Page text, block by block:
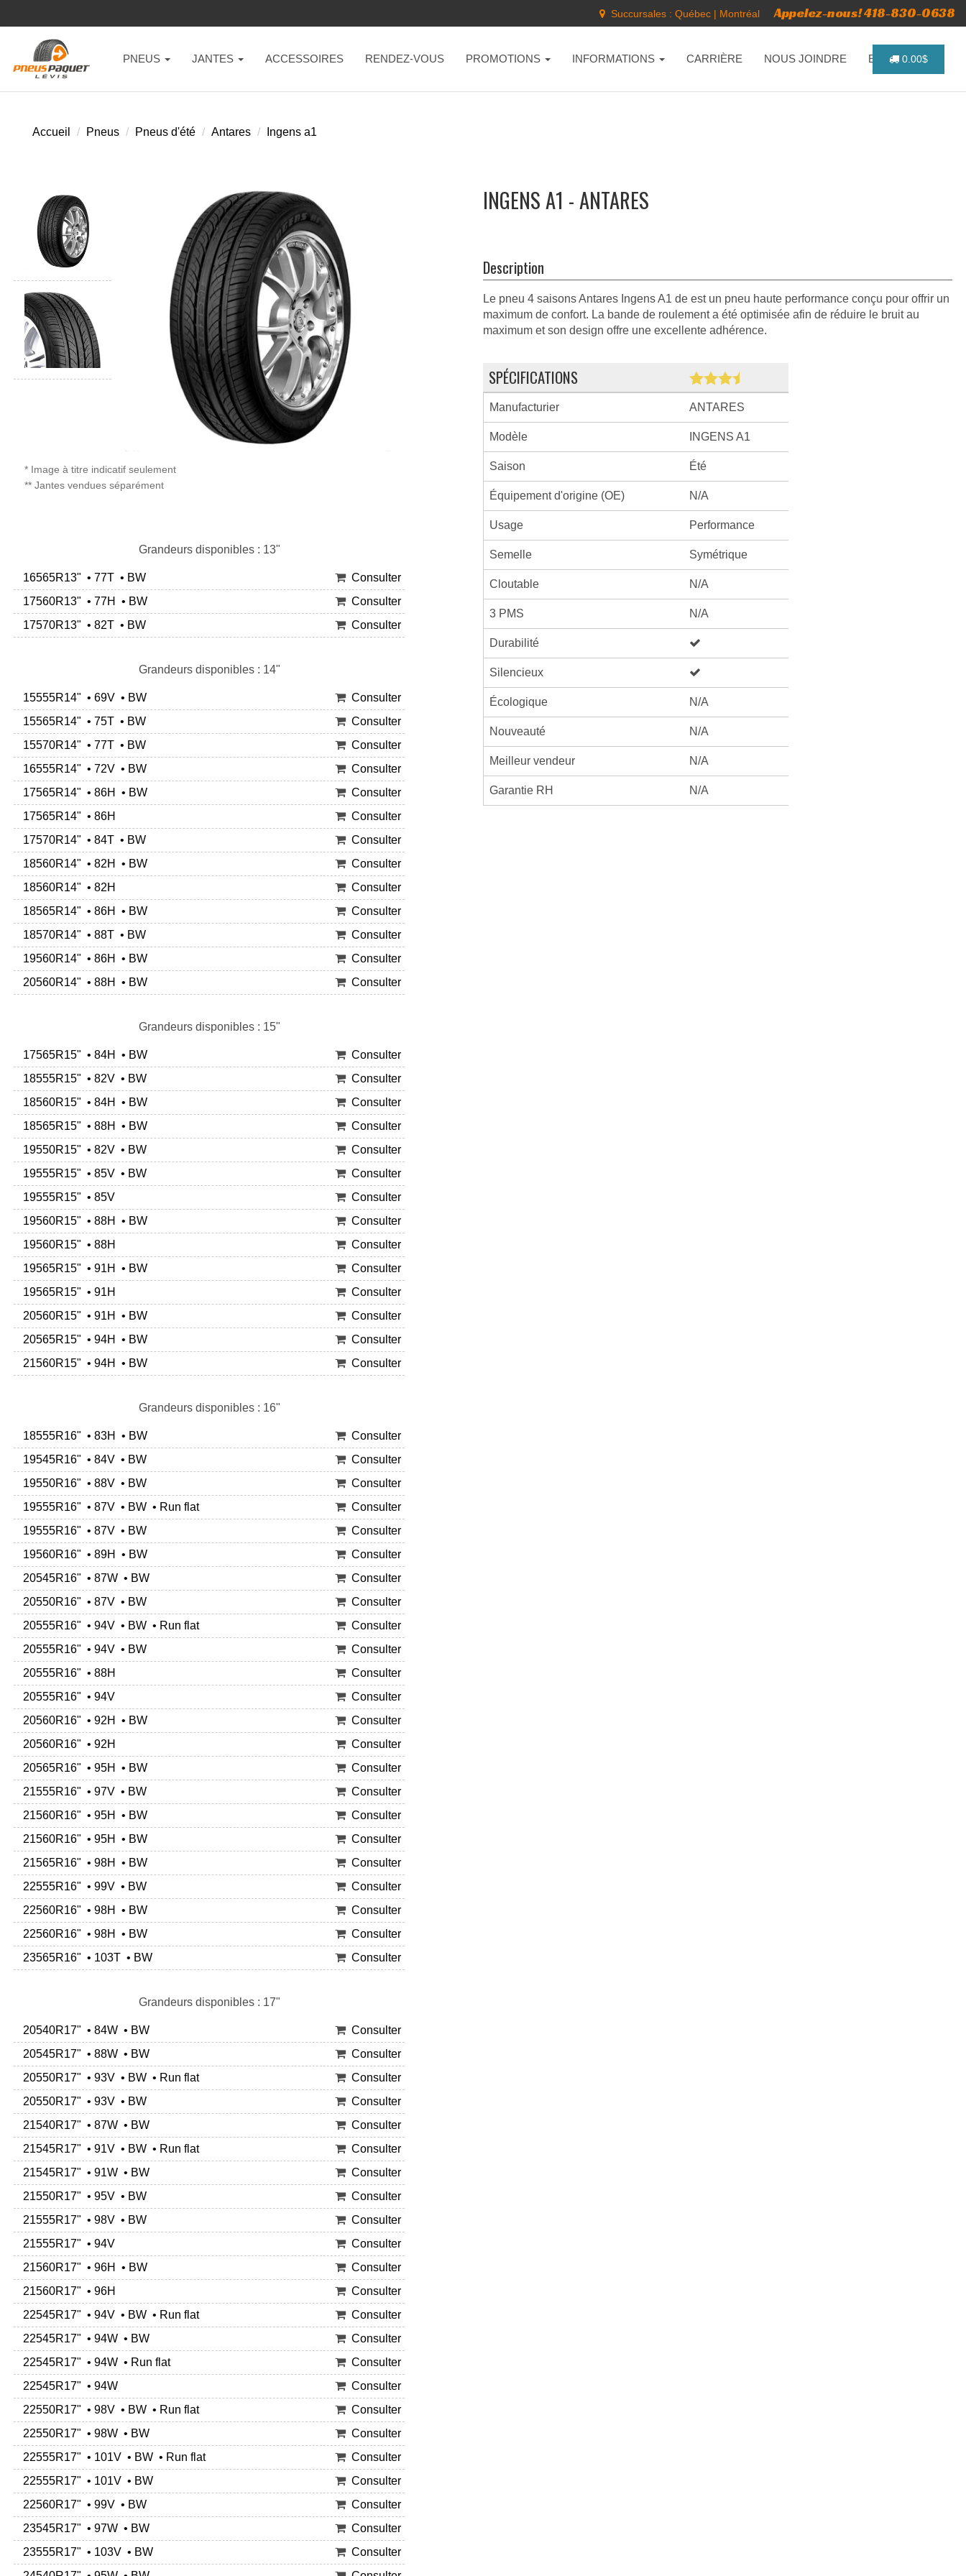
Succursales : Québec | Montréal Appelez-nous! 418-830-0638
PNEUS JANTES ACCESSOIRES RENDEZ-VOUS PROMOTIONS INFORMATIONS CARRIÈRE NOUS JOINDRE ENGLISH
0.00$
Accueil Pneus Pneus d'été Antares Ingens a1
* Image à titre indicatif seulement
** Jantes vendues séparément
Grandeurs disponibles : 13"
16565R13" • 77T • BW
Consulter
17560R13" • 77H • BW
Consulter
17570R13" • 82T • BW
Consulter
Grandeurs disponibles : 14"
15555R14" • 69V • BW
Consulter
15565R14" • 75T • BW
Consulter
15570R14" • 77T • BW
Consulter
16555R14" • 72V • BW
Consulter
17565R14" • 86H • BW
Consulter
17565R14" • 86H
Consulter
17570R14" • 84T • BW
Consulter
18560R14" • 82H • BW
Consulter
18560R14" • 82H
Consulter
18565R14" • 86H • BW
Consulter
18570R14" • 88T • BW
Consulter
19560R14" • 86H • BW
Consulter
20560R14" • 88H • BW
Consulter
Grandeurs disponibles : 15"
17565R15" • 84H • BW
Consulter
18555R15" • 82V • BW
Consulter
18560R15" • 84H • BW
Consulter
18565R15" • 88H • BW
Consulter
19550R15" • 82V • BW
Consulter
19555R15" • 85V • BW
Consulter
19555R15" • 85V
Consulter
19560R15" • 88H • BW
Consulter
19560R15" • 88H
Consulter
19565R15" • 91H • BW
Consulter
19565R15" • 91H
Consulter
20560R15" • 91H • BW
Consulter
20565R15" • 94H • BW
Consulter
21560R15" • 94H • BW
Consulter
Grandeurs disponibles : 16"
18555R16" • 83H • BW
Consulter
19545R16" • 84V • BW
Consulter
19550R16" • 88V • BW
Consulter
19555R16" • 87V • BW • Run flat
Consulter
19555R16" • 87V • BW
Consulter
19560R16" • 89H • BW
Consulter
20545R16" • 87W • BW
Consulter
20550R16" • 87V • BW
Consulter
20555R16" • 94V • BW • Run flat
Consulter
20555R16" • 94V • BW
Consulter
20555R16" • 88H
Consulter
20555R16" • 94V
Consulter
20560R16" • 92H • BW
Consulter
20560R16" • 92H
Consulter
20565R16" • 95H • BW
Consulter
21555R16" • 97V • BW
Consulter
21560R16" • 95H • BW
Consulter
21560R16" • 95H • BW
Consulter
21565R16" • 98H • BW
Consulter
22555R16" • 99V • BW
Consulter
22560R16" • 98H • BW
Consulter
22560R16" • 98H • BW
Consulter
23565R16" • 103T • BW
Consulter
Grandeurs disponibles : 17"
20540R17" • 84W • BW
Consulter
20545R17" • 88W • BW
Consulter
20550R17" • 93V • BW • Run flat
Consulter
20550R17" • 93V • BW
Consulter
21540R17" • 87W • BW
Consulter
21545R17" • 91V • BW • Run flat
Consulter
21545R17" • 91W • BW
Consulter
21550R17" • 95V • BW
Consulter
21555R17" • 98V • BW
Consulter
21555R17" • 94V
Consulter
21560R17" • 96H • BW
Consulter
21560R17" • 96H
Consulter
22545R17" • 94V • BW • Run flat
Consulter
22545R17" • 94W • BW
Consulter
22545R17" • 94W • Run flat
Consulter
22545R17" • 94W
Consulter
22550R17" • 98V • BW • Run flat
Consulter
22550R17" • 98W • BW
Consulter
22555R17" • 101V • BW • Run flat
Consulter
22555R17" • 101V • BW
Consulter
22560R17" • 99V • BW
Consulter
23545R17" • 97W • BW
Consulter
23555R17" • 103V • BW
Consulter
INGENS A1 - ANTARES
Description
Le pneu 4 saisons Antares Ingens A1 de est un pneu haute performance conçu pour offrir un
maximum de confort. La bande de roulement a été optimisée afin de réduire le bruit au
maximum et son design offre une excellente adhérence.
SPÉCIFICATIONS
Manufacturier ANTARES
Modèle INGENS A1
Saison Été
Équipement d'origine (OE) N/A
Usage Performance
Semelle Symétrique
Cloutable N/A
3 PMS N/A
Durabilité
Silencieux
Écologique N/A
Nouveauté N/A
Meilleur vendeur N/A
Garantie RH N/A